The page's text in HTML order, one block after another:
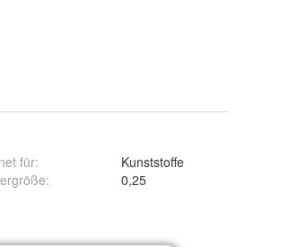
für:
Kunststoffe
: 0,25